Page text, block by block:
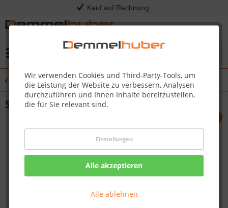
Kauf auf Rechnung
Wir verwenden Cookies und Third-Party-Tools, um
die Leistung der Website zu verbessern, Analysen
durchzuführen und Ihnen Inhalte bereitzustellen,
die für Sie relevant sind.
Einstellungen
Alle akzeptieren
Alle ablehnen
Übersicht Plattenverlegung
Seitenprofil BASEDECK